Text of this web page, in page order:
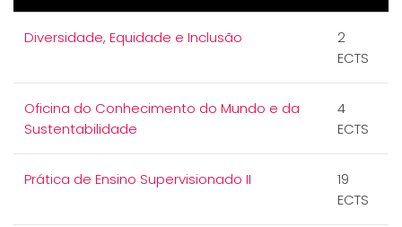
Diversidade, Equidade e Inclusão
2
ECTS
Oficina do Conhecimento do Mundo e da
Sustentabilidade
4
ECTS
Prática de Ensino Supervisionado II
19
ECTS